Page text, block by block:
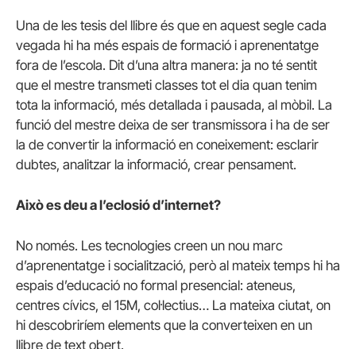
Una de les tesis del llibre és que en aquest segle cada
vegada hi ha més espais de formació i aprenentatge
fora de l’escola. Dit d’una altra manera: ja no té sentit
que el mestre transmeti classes tot el dia quan tenim
tota la informació, més detallada i pausada, al mòbil. La
funció del mestre deixa de ser transmissora i ha de ser
la de convertir la informació en coneixement: esclarir
dubtes, analitzar la informació, crear pensament.
Això es deu a l’eclosió d’internet?
No només. Les tecnologies creen un nou marc
d’aprenentatge i socialització, però al mateix temps hi ha
espais d’educació no formal presencial: ateneus,
centres cívics, el 15M, col·lectius… La mateixa ciutat, on
hi descobriríem elements que la converteixen en un
llibre de text obert.